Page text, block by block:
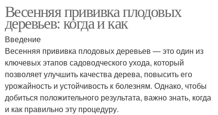
Весенняя прививка плодовых
деревьев: когда и как
Введение
Весенняя прививка плодовых деревьев — это один из
ключевых этапов садоводческого ухода, который
позволяет улучшить качества дерева, повысить его
урожайность и устойчивость к болезням. Однако, чтобы
добиться положительного результата, важно знать, когда
и как правильно эту процедуру.